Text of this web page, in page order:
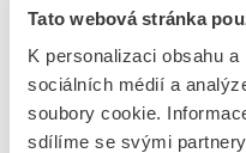
Tato webová stránka
K personalizaci obsahu
sociálních médií a
soubory cookie.
sdílíme se svými
Přidat k porovnání
8dní 102600 ks